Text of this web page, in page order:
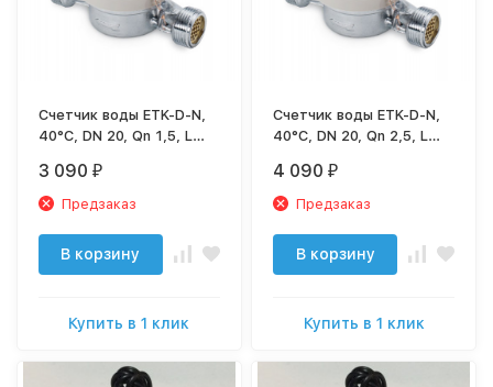
Счетчик воды ETK-D-N,
40°C, DN 20, Qn 1,5, L
присоед.
3 090 ₽
Предзаказ
В корзину
Купить в 1 клик
Счетчик воды ETK-D-N,
40°C, DN 20, Qn 2,5, L
присоед.
4 090 ₽
Предзаказ
В корзину
Купить в 1 клик